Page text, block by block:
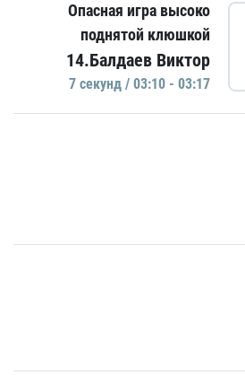
Опасная игра высоко
поднятой клюшкой
14.Балдаев Виктор
7 секунд / 03:10 - 03:17